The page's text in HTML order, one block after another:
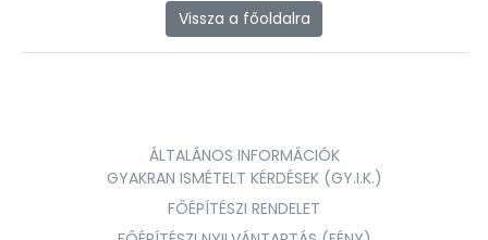
Vissza a főoldalra
ÁLTALÁNOS INFORMÁCIÓK
GYAKRAN ISMÉTELT KÉRDÉSEK (GY.I.K.)
FŐÉPÍTÉSZI RENDELET